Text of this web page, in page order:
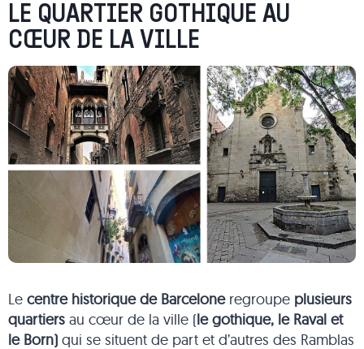
LE QUARTIER GOTHIQUE AU
CŒUR DE LA VILLE
Le centre historique de Barceloneregroupe plusieurs
quartiersau cœur de la ville (le gothique, le Raval et
le Born)qui se situent de part et d’autres des Ramblas